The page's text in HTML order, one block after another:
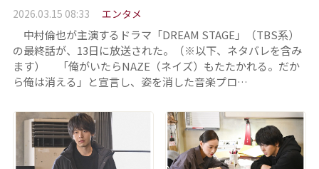
2026.03.15 08:33 エンタメ
中村倫也が主演するドラマ「DREAM STAGE」（TBS系）
の最終話が、13日に放送された。（※以下、ネタバレを含み
ます） 「俺がいたらNAZE（ネイズ）もたたかれる。だか
ら俺は消える」と宣言し、姿を消した音楽プロ…